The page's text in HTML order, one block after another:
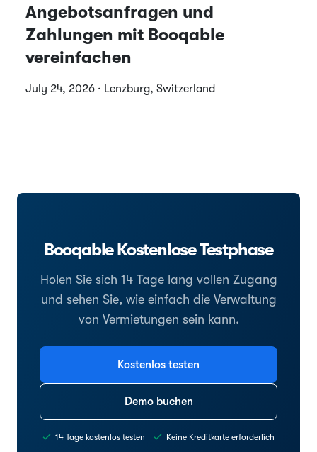
Angebotsanfragen und
Zahlungen mit Booqable
vereinfachen
July 24, 2026 · Lenzburg, Switzerland
Booqable Kostenlose Testphase
Holen Sie sich 14 Tage lang vollen Zugang
und sehen Sie, wie einfach die Verwaltung
von Vermietungen sein kann.
Kostenlos testen
Demo buchen
14 Tage kostenlos testen Keine Kreditkarte erforderlich